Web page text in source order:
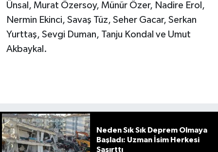
Ünsal, Murat Özersoy, Münür Özer, Nadire Erol,
Nermin Ekinci, Savaş Tüz, Seher Gacar, Serkan
Yurttaş, Sevgi Duman, Tanju Kondal ve Umut
Akbaykal.
Neden Sık Sık Deprem Olmaya
Başladı: Uzman İsim Herkesi
Şaşırttı